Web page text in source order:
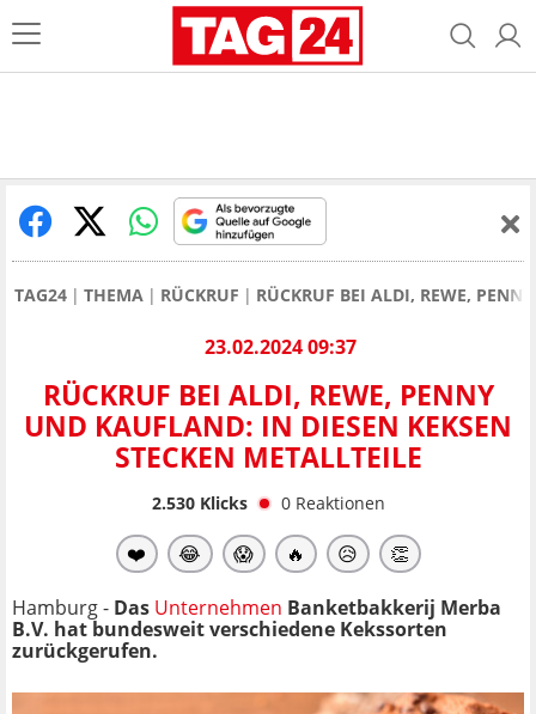
TAG24 THEMA RÜCKRUF RÜCKRUF BEI ALDI, REWE,
23.02.2024 09:37
RÜCKRUF BEI ALDI, REWE, PENNY
UND KAUFLAND: IN DIESEN KEKSEN
STECKEN METALLTEILE
2.530Klicks 0 Reaktionen
❤️ 😂 😱 🔥 😥 👏
Hamburg - Das Unternehmen Banketbakkerij Merba
B.V. hat bundesweit verschiedene Kekssorten
zurückgerufen.